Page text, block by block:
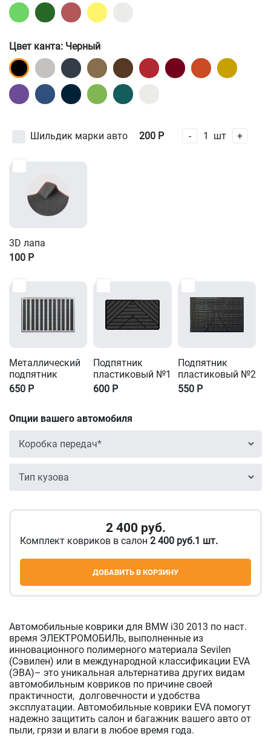
Цвет канта: Черный
Шильдик марки авто 200 Р - 1 шт +
3D лапа
100 Р
Металлический
подпятник
650 Р
Подпятник
пластиковый №1
600 Р
Подпятник
пластиковый №2
550 Р
Опции вашего автомобиля
2 400 руб.
Комплект ковриков в салон 2 400 руб.1 шт.
ДОБАВИТЬ В КОРЗИНУ
Автомобильные коврики для BMW i30 2013 по наст.
время ЭЛЕКТРОМОБИЛЬ, выполненные из
инновационного полимерного материала Sevilen
(Сэвилен) или в международной классификации EVA
(ЭВА)– это уникальная альтернатива других видам
автомобильным ковриков по причине своей
практичности, долговечности и удобства
эксплуатации. Автомобильные коврики EVA помогут
надежно защитить салон и багажник вашего авто от
пыли, грязи и влаги в любое время года.